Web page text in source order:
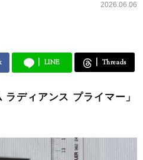
2026.06.06
LINE Threads
ラディアンス プライマー」